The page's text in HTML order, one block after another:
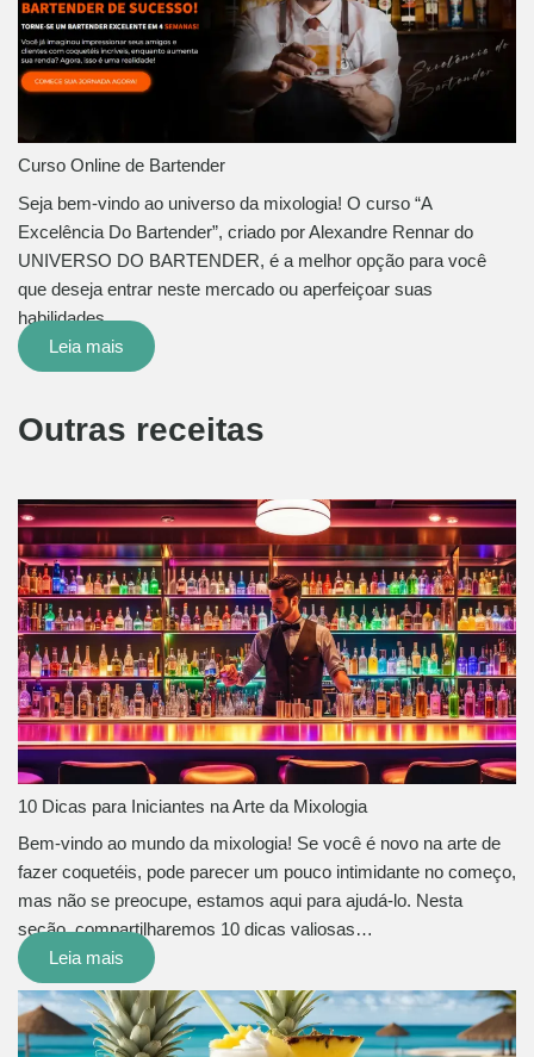
Curso Online de Bartender
Seja bem-vindo ao universo da mixologia! O curso “A
Excelência Do Bartender”, criado por Alexandre Rennar do
UNIVERSO DO BARTENDER, é a melhor opção para você
que deseja entrar neste mercado ou aperfeiçoar suas
habilidades…
Leia mais
Outras receitas
10 Dicas para Iniciantes na Arte da Mixologia
Bem-vindo ao mundo da mixologia! Se você é novo na arte de
fazer coquetéis, pode parecer um pouco intimidante no começo,
mas não se preocupe, estamos aqui para ajudá-lo. Nesta
seção, compartilharemos 10 dicas valiosas…
Leia mais